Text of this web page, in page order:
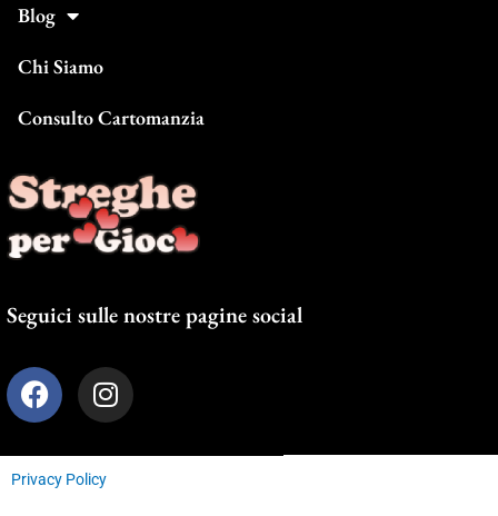
Blog
Chi Siamo
Consulto Cartomanzia
Seguici sulle nostre pagine social
F
a
e
b
I
n
t
a
Privacy Policy